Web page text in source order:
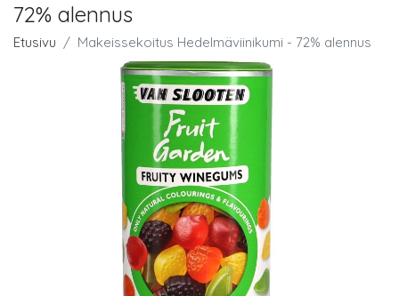
72% alennus
Etusivu Makeissekoitus Hedelmäviinikumi - 72% alennus